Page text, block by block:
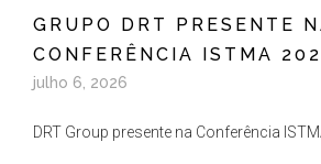
GRUPO DRT PRESENTE
CONFERÊNCIA ISTMA
julho 6, 2026
DRT Group presente na Conferência